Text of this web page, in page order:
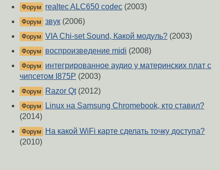
Форум realtec ALC650 codec (2003)
Форум звук (2006)
Форум VIA Chi-set Sound, Какой модуль? (2003)
Форум воспроизведение midi (2008)
Форум
интегрированное аудио у материнских плат с
чипсетом I875P (2003)
Форум Razor Qt(2012)
Форум
Linux на Samsung Chromebook, кто ставил?
(2014)
Форум
На какой WiFi карте сделать точку доступа?
(2010)